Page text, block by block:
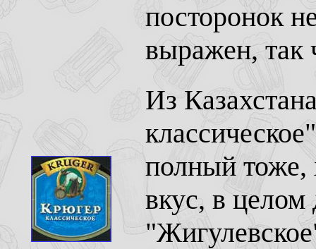
посторонок
выражен, так
Из
полный тоже,
вкус, в